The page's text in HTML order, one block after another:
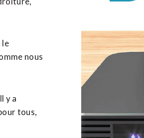
le
nous
y a
tous,